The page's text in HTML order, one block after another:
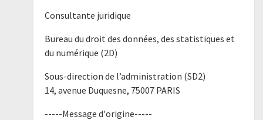
Consultante juridique
Bureau du droit des données, des statistiques et
du numérique (2D)
Sous-direction de l’administration (SD2)
14, avenue Duquesne, 75007 PARIS
-----Message d'origine-----